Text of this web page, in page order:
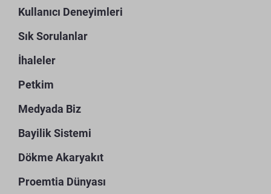
Kullanıcı Deneyimleri
Sık Sorulanlar
İhaleler
Petkim
Medyada Biz
Bayilik Sistemi
Dökme Akaryakıt
Proemtia Dünyası